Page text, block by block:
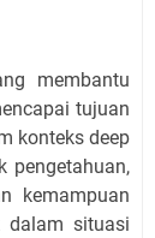
membantu
tujuan
konteks deep
pengetahuan,
kemampuan
dalam situasi